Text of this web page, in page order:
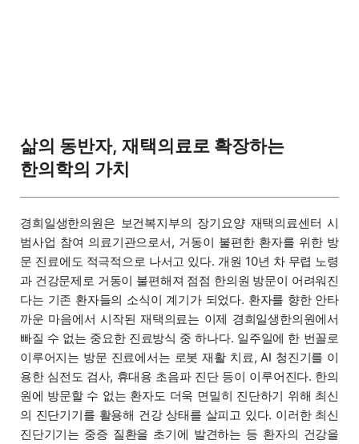
삶의 동반자, 재택의료로 확장하는
한의학의 가치
경희일생한의원은 보건복지부의 장기요양 재택의료센터 시
범사업 참여 의료기관으로서, 거동이 불편한 환자를 위한 방
문 진료에도 적극적으로 나서고 있다. 개원 10년 차 무렵 노령
과 건강문제로 거동이 불편해져 점점 한의원 방문이 어려워진
다는 기존 환자들의 소식이 계기가 되었다. 환자를 향한 안타
까운 마음에서 시작된 재택의료는 이제 경희일생한의원에서
빠질 수 없는 중요한 진료방식 중 하나다. 일주일에 한 번꼴로
이루어지는 방문 진료에서는 로봇 재활 치료, AI 청진기를 이
용한 심전도 검사, 휴대용 초음파 진단 등이 이루어진다. 한의
원에 방문할 수 없는 환자도 더욱 면밀히 진단하기 위해 최신
의 진단기기를 활용해 건강 상태를 살피고 있다. 이러한 최신
진단기기는 중증 질환을 초기에 발견하는 등 환자의 건강을